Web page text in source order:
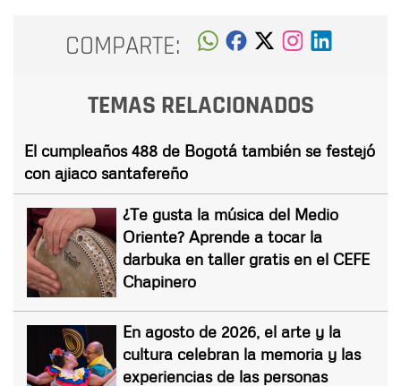
COMPARTE:
TEMAS RELACIONADOS
El cumpleaños 488 de Bogotá también se festejó
con ajiaco santafereño
¿Te gusta la música del Medio
Oriente? Aprende a tocar la
darbuka en taller gratis en el CEFE
Chapinero
En agosto de 2026, el arte y la
cultura celebran la memoria y las
experiencias de las personas